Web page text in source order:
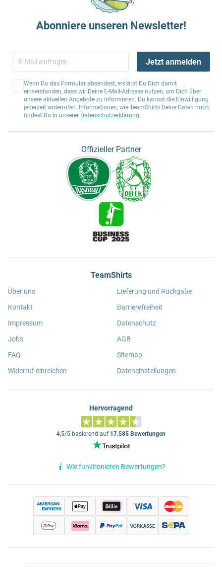
Abonniere unseren Newsletter!
Jetzt anmelden
Wenn Du das Formular absendest, erklärst Du Dich damit
einverstanden, dass wir Deine E-Mail-Adresse nutzen, um Dich über
unsere aktuellen Angebote zu informieren. Du kannst die Einwilligung
jederzeit widerrufen. Informationen, wie TeamShirts Deine Daten nutzt,
findest Du in unserer Datenschutzerklärung.
Offizieller Partner
TeamShirts
Über uns
Kontakt
Impressum
Jobs
FAQ
Widerruf einreichen
Lieferung und Rückgabe
Barrierefreiheit
Datenschutz
AGB
Sitemap
Dateneinstellungen
Hervorragend
4,5/5 basierend auf 17.585 Bewertungen
Wie funktionieren Bewertungen?